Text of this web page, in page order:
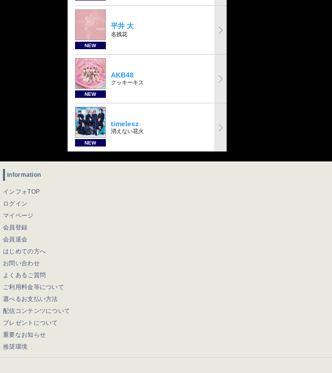
NEW
平井 大
名残花
NEW
AKB48
クッキーキス
NEW
timelesz
消えない花火
information
インフォTOP
ログイン
マイページ
会員登録
会員退会
はじめての方へ
お問い合わせ
よくあるご質問
ご利用料金等について
選べるお支払い方法
配信コンテンツについて
プレゼントについて
重要なお知らせ
推奨環境